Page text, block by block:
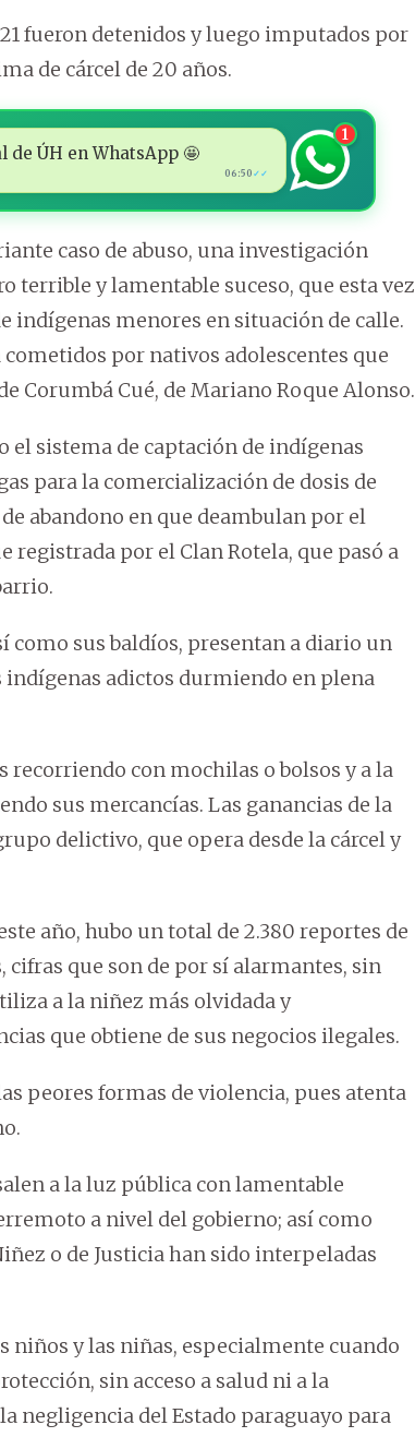
fueron detenidos y luego imputados por
de cárcel de 20 años.
de ÚH en WhatsApp 🤩
06:50 ✓✓
1
caso de abuso, una investigación
terrible y lamentable suceso, que esta vez
menores en situación de calle.
por nativos adolescentes que
Corumbá Cué, de Mariano Roque Alonso.
sistema de captación de indígenas
para la comercialización de dosis de
abandono en que deambulan por el
registrada por el Clan Rotela, que pasó a
como sus baldíos, presentan a diario un
indígenas adictos durmiendo en plena
recorriendo con mochilas o bolsos y a la
sus mercancías. Las ganancias de la
delictivo, que opera desde la cárcel y
año, hubo un total de 2.380 reportes de
cifras que son de por sí alarmantes, sin
a la niñez más olvidada y
que obtiene de sus negocios ilegales.
peores formas de violencia, pues atenta
a la luz pública con lamentable
a nivel del gobierno; así como
o de Justicia han sido interpeladas
niños y las niñas, especialmente cuando
sin acceso a salud ni a la
negligencia del Estado paraguayo para